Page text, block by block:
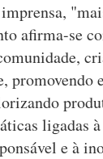
afirma-se
promovendo
ligadas
e à